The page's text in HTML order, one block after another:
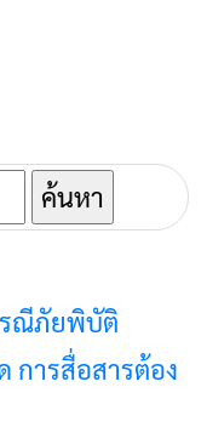
รณีภัยพิบัติ
การสื่อสารต้อง